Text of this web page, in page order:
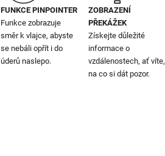
FUNKCE PINPOINTER
Funkce zobrazuje
směr k vlajce, abyste
se nebáli opřít i do
úderů naslepo.
ZOBRAZENÍ
PŘEKÁŽEK
Získejte důležité
informace o
vzdálenostech, ať víte,
na co si dát pozor.